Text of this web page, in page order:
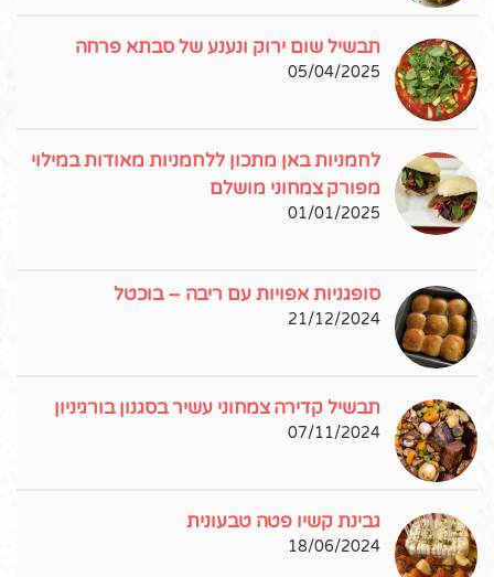
תבשיל שום ירוק ונענע של סבתא פרחה
05/04/2025
לחמניות באן מתכון ללחמניות מאודות במילוי
מפורק צמחוני מושלם
01/01/2025
סופגניות אפויות עם ריבה – בוכטל
21/12/2024
תבשיל קדירה צמחוני עשיר בסגנון בורגיניון
07/11/2024
גבינת קשיו פטה טבעונית
18/06/2024